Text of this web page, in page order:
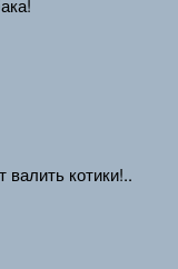
котики!..